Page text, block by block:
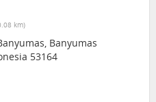
km)
Banyumas
53164